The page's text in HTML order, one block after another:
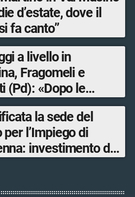
d’estate, dove il
fa canto”
a livello in
Fragomeli e
(Pd): «Dopo le
solo un terzo delle
sarà
entro il 2026»
la sede del
per l’Impiego di
investimento da